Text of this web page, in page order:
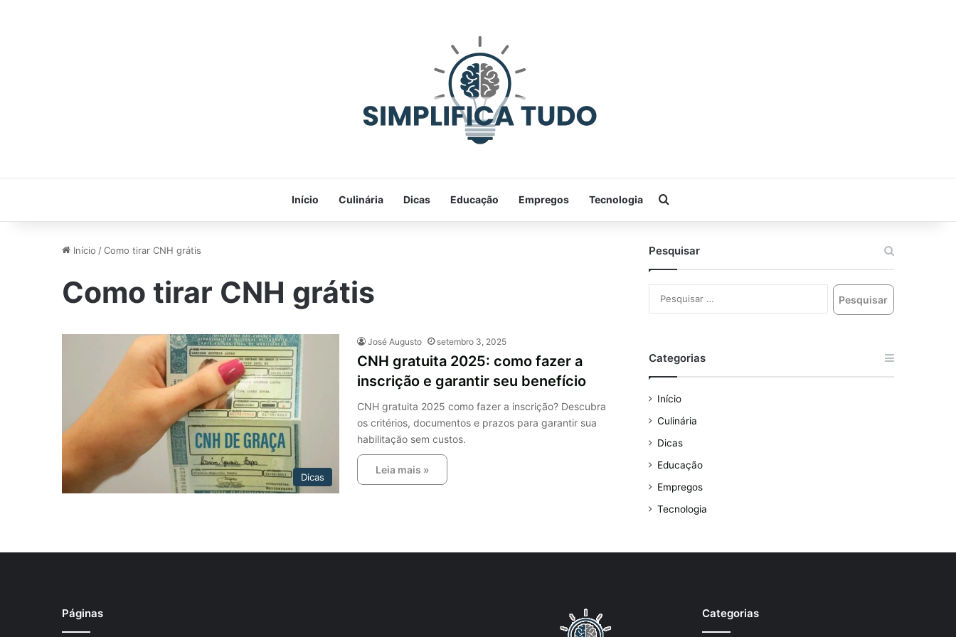
Início Culinária Dicas Educação Empregos Tecnologia
Início /Como tirar CNH grátis
Como tirar CNH grátis
Dicas
José Augusto setembro 3, 2025
CNH gratuita 2025: como fazer a
inscrição e garantir seu benefício
CNH gratuita 2025 como fazer a inscrição? Descubra
os critérios, documentos e prazos para garantir sua
habilitação sem custos.
Leia mais »
Pesquisar
Categorias
Início
Culinária
Dicas
Educação
Empregos
Tecnologia
Páginas Categorias